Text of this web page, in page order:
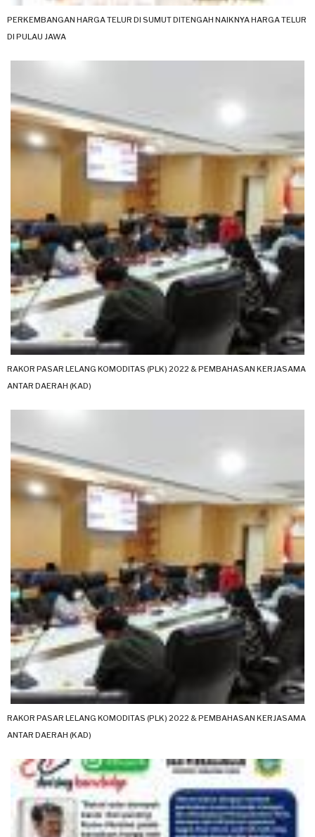
PERKEMBANGAN HARGA TELUR DI SUMUT DITENGAH NAIKNYA HARGA TELUR
DI PULAU JAWA
RAKOR PASAR LELANG KOMODITAS (PLK) 2022 & PEMBAHASAN KERJASAMA
ANTAR DAERAH (KAD)
RAKOR PASAR LELANG KOMODITAS (PLK) 2022 & PEMBAHASAN KERJASAMA
ANTAR DAERAH (KAD)